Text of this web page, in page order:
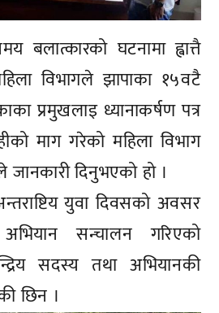
बलात्कारको घटनामा ह्वात्तै
विभागले झापाका १५वटै
प्रमुखलाइ ध्यानाकर्षण पत्र
माग गरेको महिला विभाग
जानकारी दिनुभएको हो ।
युवा दिवसको अवसर
सन्चालन गरिएको
सदस्य तथा अभियानकी
छिन ।